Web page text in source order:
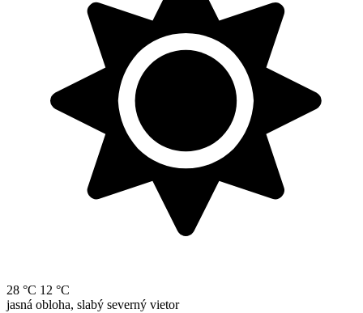
28 °C 12 °C
jasná obloha, slabý severný vietor